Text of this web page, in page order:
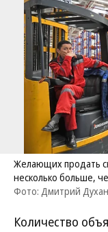
Желающих продать
несколько больше,
Фото: Дмитрий
Количество